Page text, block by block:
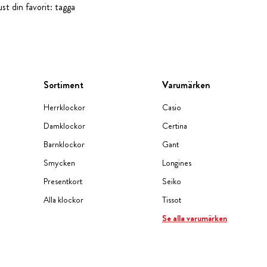
din favorit: tagga
Sortiment
Herrklockor
Damklockor
Barnklockor
Smycken
Presentkort
Alla klockor
Varumärken
Casio
Certina
Gant
Longines
Seiko
Tissot
Se alla varumärken